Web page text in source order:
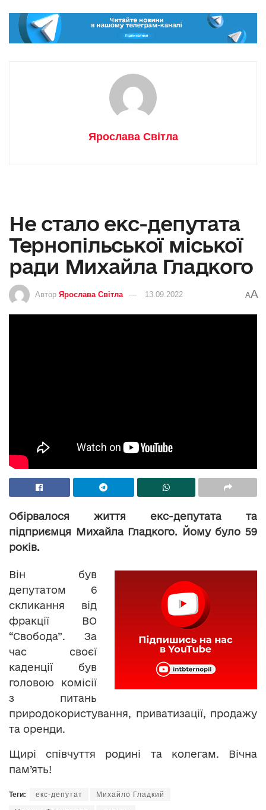
Ярослава Світла
Не стало екс-депутата
Тернопільської міської
ради Михайла Гладкого
Автор Ярослава Світла 13.09.2022 AA
Обірвалося життя екс-депутата та
підприємця Михайла Гладкого. Йому було 59
років.
Він був
депутатом 6
скликання від
фракції ВО
“Свобода”. За
час своєї
каденції був
головою комісії
з питань
природокористування, приватизації, продажу
та оренди.
Щирі співчуття родині та колегам. Вічна
пам’ять!
Теги: екс-депутат Михайло Гладкий